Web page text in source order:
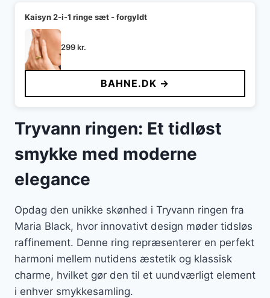
Kaisyn 2-i-1 ringe sæt - forgyldt
299kr.
BAHNE.DK →
Tryvann ringen: Et tidløst
smykke med moderne
elegance
Opdag den unikke skønhed i Tryvann ringen fra
Maria Black, hvor innovativt design møder tidsløs
raffinement. Denne ring repræsenterer en perfekt
harmoni mellem nutidens æstetik og klassisk
charme, hvilket gør den til et uundværligt element
i enhver smykkesamling.